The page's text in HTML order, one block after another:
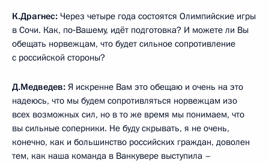
К.Драгнес: Через четыре года состоятся Олимпийские игры
в Сочи. Как, по‑Вашему, идёт подготовка? И можете ли Вы
обещать норвежцам, что будет сильное сопротивление
с российской стороны?
Д.Медведев: Я искренне Вам это обещаю и очень на это
надеюсь, что мы будем сопротивляться норвежцам изо
всех возможных сил, но в то же время мы понимаем, что
вы сильные соперники. Не буду скрывать, я не очень,
конечно, как и большинство российских граждан, доволен
тем, как наша команда в Ванкувере выступила –